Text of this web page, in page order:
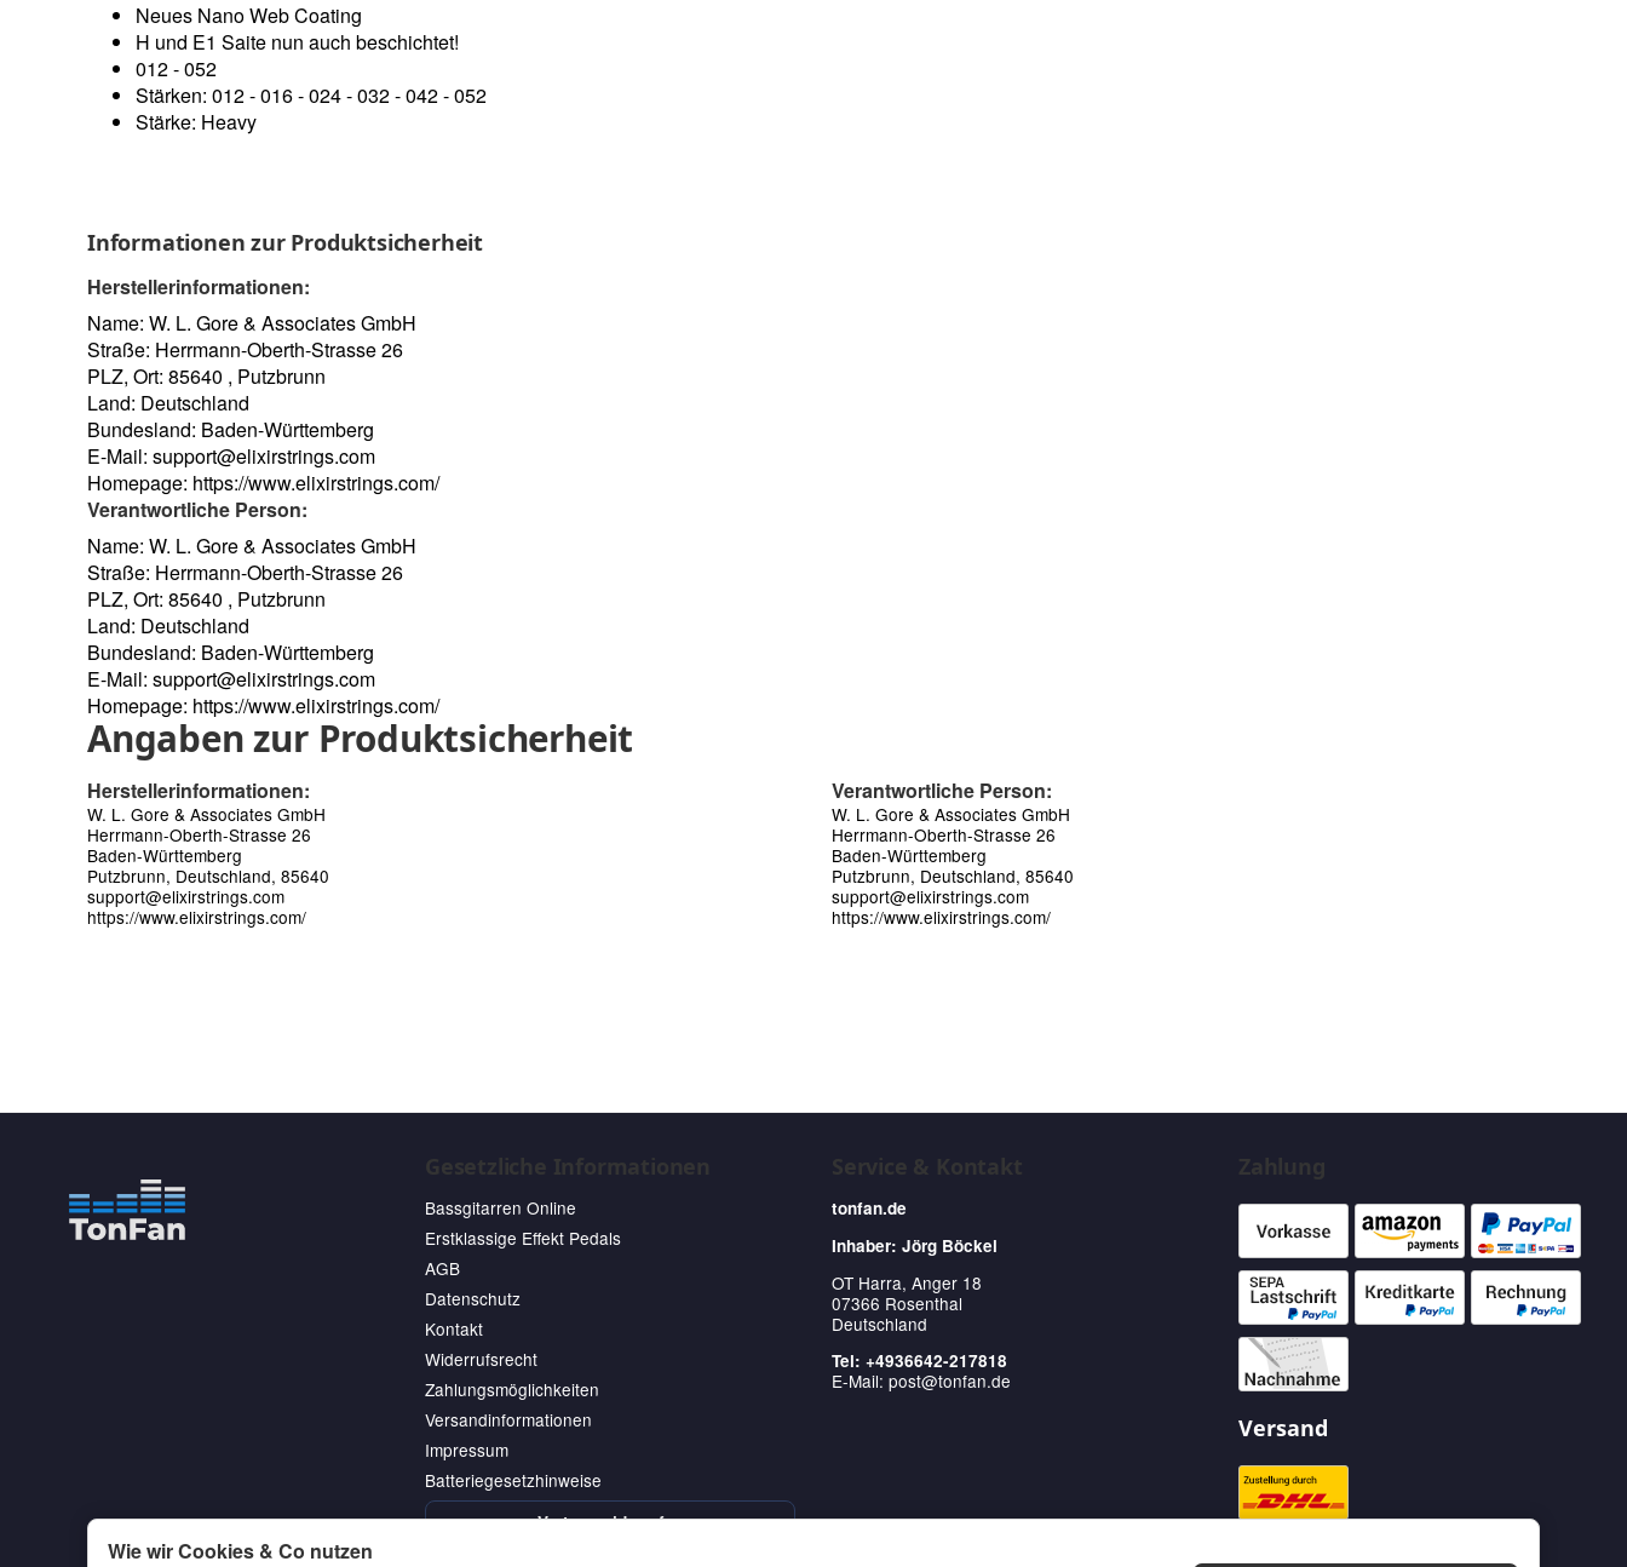
Neues Nano Web Coating
H und E1 Saite nun auch beschichtet!
012 - 052
Stärken: 012 - 016 - 024 - 032 - 042 - 052
Stärke: Heavy
Informationen zur Produktsicherheit
Herstellerinformationen:
Name: W. L. Gore & Associates GmbH
Straße: Herrmann-Oberth-Strasse 26
PLZ, Ort: 85640 , Putzbrunn
Land: Deutschland
Bundesland: Baden-Württemberg
E-Mail: support@elixirstrings.com
Homepage: https://www.elixirstrings.com/
Verantwortliche Person:
Name: W. L. Gore & Associates GmbH
Straße: Herrmann-Oberth-Strasse 26
PLZ, Ort: 85640 , Putzbrunn
Land: Deutschland
Bundesland: Baden-Württemberg
E-Mail: support@elixirstrings.com
Homepage: https://www.elixirstrings.com/
Angaben zur Produktsicherheit
Herstellerinformationen:
W. L. Gore & Associates GmbH
Herrmann-Oberth-Strasse 26
Baden-Württemberg
Putzbrunn, Deutschland, 85640
support@elixirstrings.com
https://www.elixirstrings.com/
Verantwortliche Person:
W. L. Gore & Associates GmbH
Herrmann-Oberth-Strasse 26
Baden-Württemberg
Putzbrunn, Deutschland, 85640
support@elixirstrings.com
https://www.elixirstrings.com/
Gesetzliche Informationen
Bassgitarren Online
Erstklassige Effekt Pedals
AGB
Datenschutz
Kontakt
Widerrufsrecht
Zahlungsmöglichkeiten
Versandinformationen
Impressum
Batteriegesetzhinweise
Vertrag widerrufen
Service & Kontakt
tonfan.de
Inhaber: Jörg Böckel
OT Harra, Anger 18
07366 Rosenthal
Deutschland
Tel: +4936642-217818
E-Mail: post@tonfan.de
Versand
Wie wir Cookies & Co nutzen